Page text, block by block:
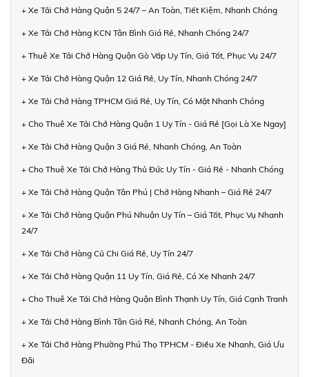
+ Xe Tải Chở Hàng Quận 5 24/7 – An Toàn, Tiết Kiệm, Nhanh Chóng
+ Xe Tải Chở Hàng KCN Tân Bình Giá Rẻ, Nhanh Chóng 24/7
+ Thuê Xe Tải Chở Hàng Quận Gò Vấp Uy Tín, Giá Tốt, Phục Vụ 24/7
+ Xe Tải Chở Hàng Quận 12 Giá Rẻ, Uy Tín, Nhanh Chóng 24/7
+ Xe Tải Chở Hàng TPHCM Giá Rẻ, Uy Tín, Có Mặt Nhanh Chóng
+ Cho Thuê Xe Tải Chở Hàng Quận 1 Uy Tín - Giá Rẻ [Gọi Là Xe Ngay]
+ Xe Tải Chở Hàng Quận 3 Giá Rẻ, Nhanh Chóng, An Toàn
+ Cho Thuê Xe Tải Chở Hàng Thủ Đức Uy Tín - Giá Rẻ - Nhanh Chóng
+ Xe Tải Chở Hàng Quận Tân Phú | Chở Hàng Nhanh – Giá Rẻ 24/7
+ Xe Tải Chở Hàng Quận Phú Nhuận Uy Tín – Giá Tốt, Phục Vụ Nhanh
24/7
+ Xe Tải Chở Hàng Củ Chi Giá Rẻ, Uy Tín 24/7
+ Xe Tải Chở Hàng Quận 11 Uy Tín, Giá Rẻ, Có Xe Nhanh 24/7
+ Cho Thuê Xe Tải Chở Hàng Quận Bình Thạnh Uy Tín, Giá Cạnh Tranh
+ Xe Tải Chở Hàng Bình Tân Giá Rẻ, Nhanh Chóng, An Toàn
+ Xe Tải Chở Hàng Phường Phú Thọ TPHCM - Điều Xe Nhanh, Giá Ưu
Đãi